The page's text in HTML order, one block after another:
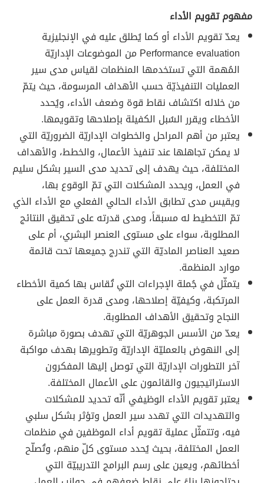
مفهوم تقويم الأداء
يعدّ تقويم الأداء أو كما يُطلق عليه في الإنجليزية
Performance evaluation من الموضوعات الإداريّة
المُهمة التي تستخدمها المنظمات لقياس مدى سير
العمليات التنفيذيّة حسب الأهداف المرسومة، حيث يتمّ
من خلاله اكتشاف نقاط قوة وضعف الأداء، ويُحدد
الأخطاء ويقرر السُبل الكفيلة بإصلاحها وتقويمها.
يعتبر من أهم المراحل والخطوات الإداريّة الضروريّة التي
لا يمكن تجاهلها عند تنفيذ الأعمال، والخطط، والأهداف
المختلفة، حيث يهدف إلى تحديد مدى السير بشكل سليم
في العمل، ويحدد المشكلات التي تمّ الوقوع بها،
ويقيس مدى تطابق الأداء الحالي الفعلي مع الأداء الذي
تمّ التخطيط له مسبقاً، ومدى قدرته على تحقيق النتائج
المطلوبة، سواء على مستوى العنصر البشري، أم على
صعيد العناصر الماديّة التي تندرج جميعها تحت قائمة
موارد المنظمة.
يتمثّل في جُملة الإجراءات التي تُقاس بها كمية الأخطاء
المرتكبة، وكيفيّة إصلاحها، ومدى قدرة العمل على
النجاح وتحقيق الأهداف المطلوبة.
يعدّ من الأسس الجوهريّة التي تهدف بصورة مباشرة
إلى النهوض بالعمليّة الإداريّة وتطويرها بهدف مواكبة
آخر التطورات الإداريّة التي توصل إليها المفكرون
الاستراتيجيون والقائمون على الأعمال المختلفة.
يعتبر تقويم الأداء الوظيفي أنّه تحديد للمشكلات
والتهديدات التي تهدد سير العمل وتؤثر بشكل سلبي
فيه، وتتمثّل عملية تقويم أداء الموظفين في منظمات
العمل المختلفة، بحيث يُحدد مستوى كلّ منهم، وتُصلّح
أخطائهم، ويعين على رسم البرامج التدريبيّة التي